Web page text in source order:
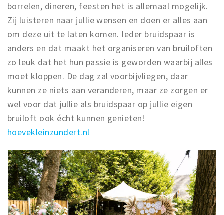
borrelen, dineren, feesten het is allemaal mogelijk.
Zij luisteren naar jullie wensen en doen er alles aan
om deze uit te laten komen. Ieder bruidspaar is
anders en dat maakt het organiseren van bruiloften
zo leuk dat het hun passie is geworden waarbij alles
moet kloppen. De dag zal voorbijvliegen, daar
kunnen ze niets aan veranderen, maar ze zorgen er
wel voor dat jullie als bruidspaar op jullie eigen
bruiloft ook écht kunnen genieten!
hoevekleinzundert.nl